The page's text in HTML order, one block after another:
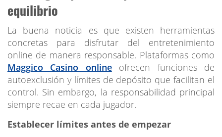
equilibrio
La buena noticia es que existen herramientas
concretas para disfrutar del entretenimiento
online de manera responsable. Plataformas como
Maggico Casino onlineofrecen funciones de
autoexclusión y límites de depósito que facilitan el
control. Sin embargo, la responsabilidad principal
siempre recae en cada jugador.
Establecer límites antes de empezar